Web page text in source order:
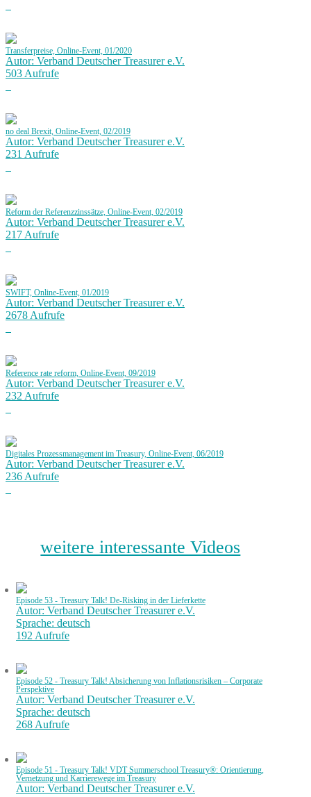
Transferpreise, Online-Event, 01/2020
Autor: Verband Deutscher Treasurer e.V.
503 Aufrufe
no deal Brexit, Online-Event, 02/2019
Autor: Verband Deutscher Treasurer e.V.
231 Aufrufe
Reform der Referenzzinssätze, Online-Event, 02/2019
Autor: Verband Deutscher Treasurer e.V.
217 Aufrufe
SWIFT, Online-Event, 01/2019
Autor: Verband Deutscher Treasurer e.V.
2678 Aufrufe
Reference rate reform, Online-Event, 09/2019
Autor: Verband Deutscher Treasurer e.V.
232 Aufrufe
Digitales Prozessmanagement im Treasury, Online-Event, 06/2019
Autor: Verband Deutscher Treasurer e.V.
236 Aufrufe
weitere interessante Videos
Episode 53 - Treasury Talk! De-Risking in der Lieferkette
Autor: Verband Deutscher Treasurer e.V.
Sprache: deutsch
192 Aufrufe
Episode 52 - Treasury Talk! Absicherung von Inflationsrisiken – Corporate
Perspektive
Autor: Verband Deutscher Treasurer e.V.
Sprache: deutsch
268 Aufrufe
Episode 51 - Treasury Talk! VDT Summerschool Treasury®: Orientierung,
Vernetzung und Karrierewege im Treasury
Autor: Verband Deutscher Treasurer e.V.